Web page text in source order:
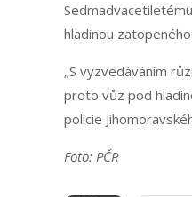
hladinou
„S vyzvedáváním
proto vůz pod
policie
Foto: PČR